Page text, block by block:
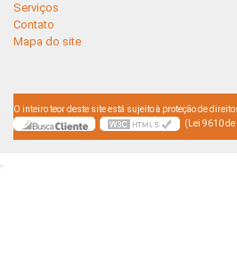
Serviços
Contato
Mapa do site
O inteiro teor deste site está sujeito à proteção de
(Lei 9610